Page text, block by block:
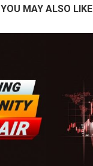
YOU MAY ALSO LIKE